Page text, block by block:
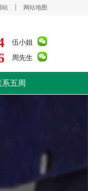
网站地图
站
伍小姐
周先生
系五周